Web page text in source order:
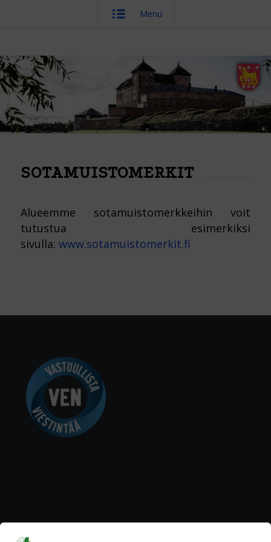
Menu
SOTAMUISTOMERKIT
Alueemme sotamuistomerkkeihin voit
tutustua esimerkiksi
sivulla: www.sotamuistomerkit.fi
YHTEYSTIEDOT